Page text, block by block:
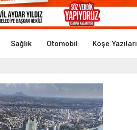
Sağlık Otomobil Köşe Yazıları